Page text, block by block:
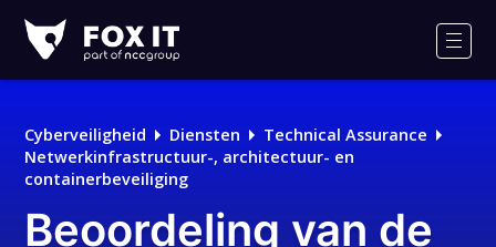
IT
Logo
Cyberveiligheid Diensten
Technical Assurance
Netwerkinfrastructuur-, architectuur- en
containerbeveiliging
Beoordeling van de